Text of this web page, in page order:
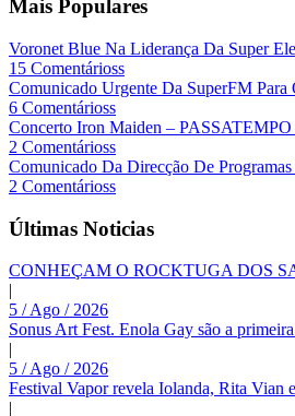
Mais Populares
Voronet Blue Na Liderança Da Super
15 Comentárioss
Comunicado Urgente Da SuperFM Para
6 Comentárioss
Concerto Iron Maiden –
2 Comentárioss
Comunicado Da Direcção De
2 Comentárioss
Últimas Noticias
CONHEÇAM O ROCKTUGA DOS
|
5 / Ago / 2026
Sonus Art Fest. Enola Gay são a
|
5 / Ago / 2026
Festival Vapor revela Iolanda, Rita Vian
|